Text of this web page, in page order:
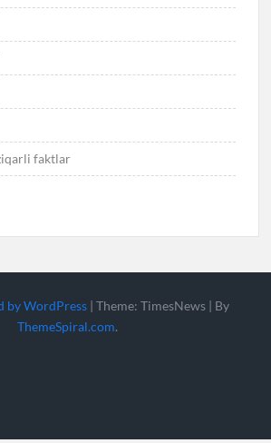
faktlar
by WordPress | Theme: TimesNews | By
ThemeSpiral.com.